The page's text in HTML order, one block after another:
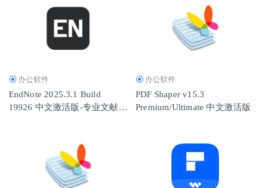
办公软件
EndNote 2025.3.1 Build
19926 中文激活版-专业文献管
办公软件
PDF Shaper v15.3
Premium/Ultimate 中文激活版